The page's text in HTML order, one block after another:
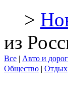
>
из
Все | Авто и
Общество | Отдых